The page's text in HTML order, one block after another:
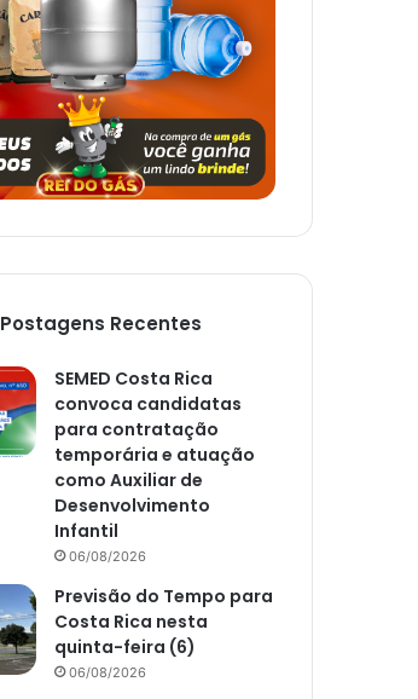
Postagens Recentes
SEMED Costa Rica
convoca candidatas
para contratação
temporária e atuação
como Auxiliar de
Desenvolvimento
Infantil
06/08/2026
Previsão do Tempo para
Costa Rica nesta
quinta-feira (6)
06/08/2026